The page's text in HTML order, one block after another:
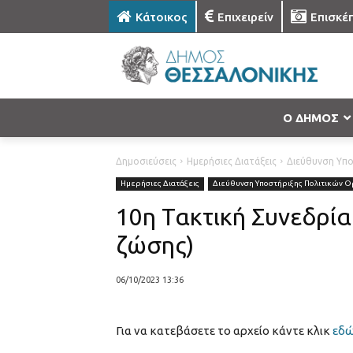
Κάτοικος Επιχειρείν
Ο ΔΗΜΟΣ
Δημοσιεύσεις Ημερήσιες Διατάξεις Διεύθυνση
Ημερήσιες Διατάξεις Διεύθυνση Υποστήριξης Πολιτικών
10η Τακτική
ζώσης)
06/10/2023 13:36
Για να κατεβάσετε το αρχείο κάντε κλικ